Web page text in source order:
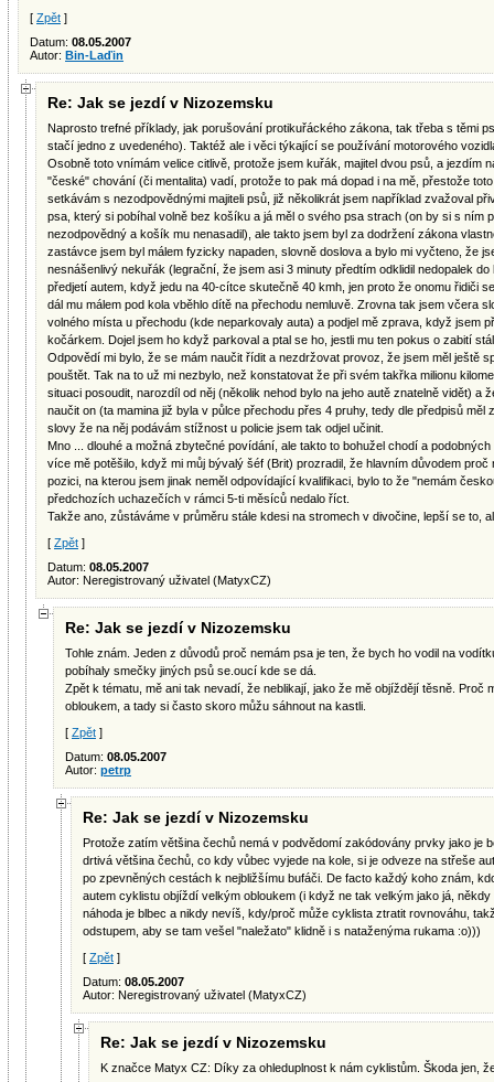
[ Zpět ]
Datum: 08.05.2007
Autor: Bin-Laďin
Re: Jak se jezdí v Nizozemsku
Naprosto trefné příklady, jak porušování protikuřáckého zákona, tak třeba s těmi
stačí jedno z uvedeného). Taktéž ale i věci týkající se používání motorového
Osobně toto vnímám velice citlivě, protože jsem kuřák, majitel dvou psů, a jezdím
"české" chování (či mentalita) vadí, protože to pak má dopad i na mě, přestože
setkávám s nezodpovědnými majiteli psů, již několikrát jsem například zvažoval
psa, který si pobíhal volně bez košíku a já měl o svého psa strach (on by si s ním
nezodpovědný a košík mu nenasadil), ale takto jsem byl za dodržení zákona
zastávce jsem byl málem fyzicky napaden, slovně doslova a bylo mi vyčteno, že
nesnášenlivý nekuřák (legrační, že jsem asi 3 minuty předtím odklidil nedopalek
předjetí autem, když jedu na 40-cítce skutečně 40 kmh, jen proto že onomu řidiči
dál mu málem pod kola vběhlo dítě na přechodu nemluvě. Zrovna tak jsem včera
volného místa u přechodu (kde neparkovaly auta) a podjel mě zprava, když jsem
kočárkem. Dojel jsem ho když parkoval a ptal se ho, jestli mu ten pokus o zabití
Odpovědí mi bylo, že se mám naučit řídit a nezdržovat provoz, že jsem měl ještě
pouštět. Tak na to už mi nezbylo, než konstatovat že při svém takřka milionu
situaci posoudit, narozdíl od něj (několik nehod bylo na jeho autě znatelně vidět) a
naučit on (ta mamina již byla v půlce přechodu přes 4 pruhy, tedy dle předpisů měl
slovy že na něj podávám stížnost u policie jsem tak odjel učinit.
Mno ... dlouhé a možná zbytečné povídání, ale takto to bohužel chodí a
více mě potěšilo, když mi můj bývalý šéf (Brit) prozradil, že hlavním důvodem proč
pozici, na kterou jsem jinak neměl odpovídající kvalifikaci, bylo to že "nemám
předchozích uchazečích v rámci 5-ti měsíců nedalo říct.
Takže ano, zůstáváme v průměru stále kdesi na stromech v divočine, lepší se to,
[ Zpět ]
Datum: 08.05.2007
Autor: Neregistrovaný uživatel (MatyxCZ)
Re: Jak se jezdí v Nizozemsku
Tohle znám. Jeden z důvodů proč nemám psa je ten, že bych ho vodil na
pobíhaly smečky jiných psů se.oucí kde se dá.
Zpět k tématu, mě ani tak nevadí, že neblikají, jako že mě objíždějí těsně. Proč
obloukem, a tady si často skoro můžu sáhnout na kastli.
[ Zpět ]
Datum: 08.05.2007
Autor: petrp
Re: Jak se jezdí v Nizozemsku
Protože zatím většina čechů nemá v podvědomí zakódovány prvky jako je
drtivá většina čechů, co kdy vůbec vyjede na kole, si je odveze na střeše
po zpevněných cestách k nejbližšímu bufáči. De facto každý koho znám,
autem cyklistu objíždí velkým obloukem (i když ne tak velkým jako já,
náhoda je blbec a nikdy nevíš, kdy/proč může cyklista ztratit rovnováhu,
odstupem, aby se tam vešel "naležato" klidně i s nataženýma rukama :o)))
[ Zpět ]
Datum: 08.05.2007
Autor: Neregistrovaný uživatel (MatyxCZ)
Re: Jak se jezdí v Nizozemsku
K značce Matyx CZ: Díky za ohleduplnost k nám cyklistům. Škoda jen,